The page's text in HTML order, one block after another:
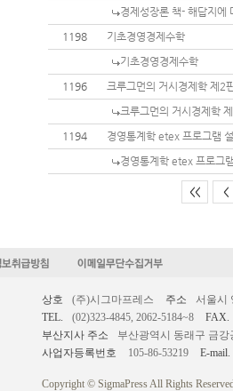
경제성장론 책- 해답지에
1198
기초경영경제수학
기초경영경제수학
1196
크루그먼의 거시경제학 제2
크루그먼의 거시경제학
1194
경영통계학 etex 프로그램
경영통계학 etex 프로그
<< <
상호 (주)시그마프레스 주소
서울시
TEL.
(02)323-4845, 2062-5184~8
FAX.
부산지사 주소
부산광역시 동래구 금강
사업자등록번호
105-86-53219 E-mail.
Copyright © SigmaPress All Rights